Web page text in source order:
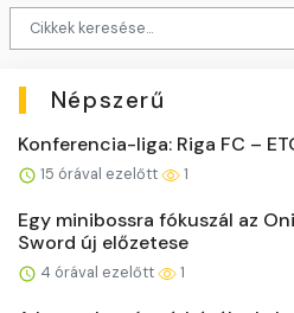
Népszerű
Konferencia-liga: Riga FC –
15 órával ezelőtt 1
Egy minibossra fókuszál az
Sword új előzetese
4 órával ezelőtt 1